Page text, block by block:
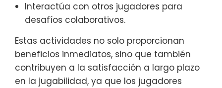
Interactúa con otros jugadores para
desafíos colaborativos.
Estas actividades no solo proporcionan
beneficios inmediatos, sino que también
contribuyen a la satisfacción a largo plazo
en la jugabilidad, ya que los jugadores